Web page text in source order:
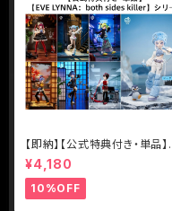
【即納】【公式特典付き・単品】
VE LYNNA：both sides
r】シリーズ【Neo Eden Toys
MJD ブラインドドール
¥4,180
10%OFF